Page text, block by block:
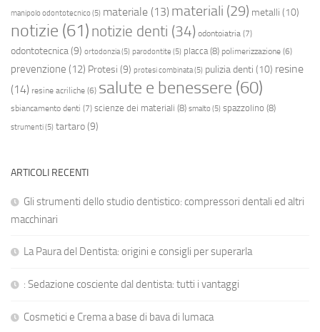
manipolo odontotecnico(5) materiale (13) materiali (29) metalli (10)
notizie (61) notizie denti (34) odontoiatria (7)
odontotecnica (9) ortodonzia(5) parodontite (5) placca(8) polimerizzazione (6)
prevenzione (12) Protesi (9) protesi combinata(5) pulizia denti (10) resine
(14) resine acriliche (6) salute e benessere (60)
sbiancamento denti (7) scienze dei materiali (8) smalto(5) spazzolino (8)
strumenti(5) tartaro(9)
ARTICOLI RECENTI
Gli strumenti dello studio dentistico: compressori dentali ed altri
macchinari
La Paura del Dentista: origini e consigli per superarla
: Sedazione cosciente dal dentista: tutti i vantaggi
Cosmetici e Crema a base di bava di lumaca